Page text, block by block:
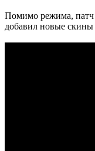
Помимо режима, патч
добавил новые скины